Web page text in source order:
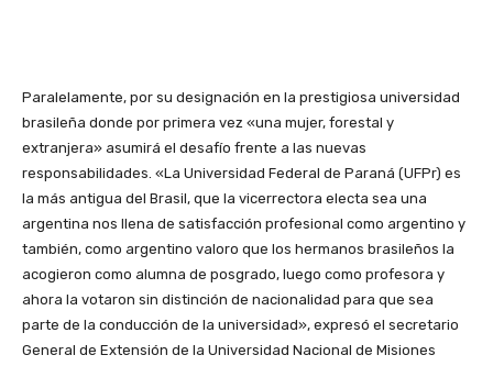
Paralelamente, por su designación en la prestigiosa universidad
brasileña donde por primera vez «una mujer, forestal y
extranjera» asumirá el desafío frente a las nuevas
responsabilidades. «La Universidad Federal de Paraná (UFPr) es
la más antigua del Brasil, que la vicerrectora electa sea una
argentina nos llena de satisfacción profesional como argentino y
también, como argentino valoro que los hermanos brasileños la
acogieron como alumna de posgrado, luego como profesora y
ahora la votaron sin distinción de nacionalidad para que sea
parte de la conducción de la universidad», expresó el secretario
General de Extensión de la Universidad Nacional de Misiones